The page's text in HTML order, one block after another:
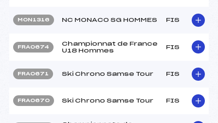
MON1316 NC MONACO SG HOMMES FIS
FRA0674
Championnat de France
U18 Hommes
FIS
FRA0671 Ski Chrono Samse Tour FIS
FRA0670 Ski Chrono Samse Tour FIS